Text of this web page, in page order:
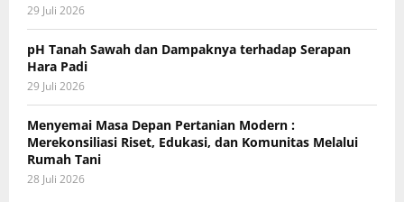
29 Juli 2026
pH Tanah Sawah dan Dampaknya terhadap Serapan
Hara Padi
29 Juli 2026
Menyemai Masa Depan Pertanian Modern :
Merekonsiliasi Riset, Edukasi, dan Komunitas Melalui
Rumah Tani
28 Juli 2026